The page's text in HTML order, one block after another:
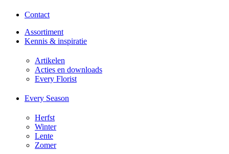
Contact
Assortiment
Kennis & inspiratie
Artikelen
Acties en downloads​
Every Florist
Every Season
Herfst
Winter
Lente
Zomer